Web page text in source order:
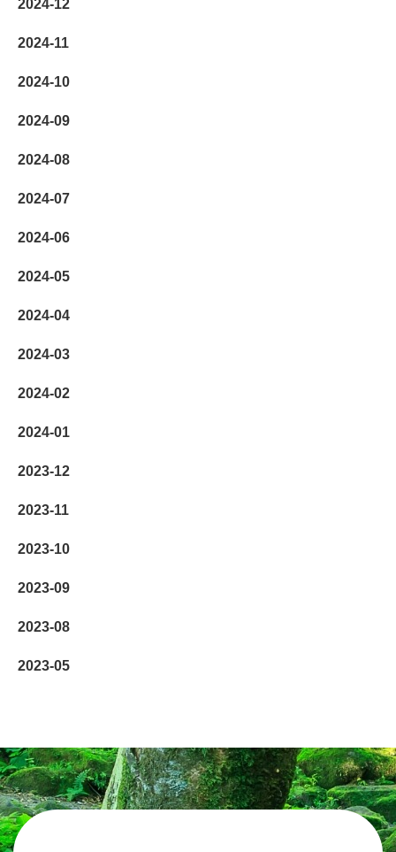
2024-12
2024-11
2024-10
2024-09
2024-08
2024-07
2024-06
2024-05
2024-04
2024-03
2024-02
2024-01
2023-12
2023-11
2023-10
2023-09
2023-08
2023-05